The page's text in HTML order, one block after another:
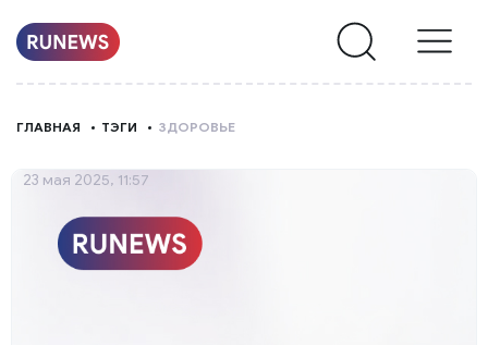
ГЛАВНАЯ ТЭГИ ЗДОРОВЬЕ
23 мая 2025, 11:57